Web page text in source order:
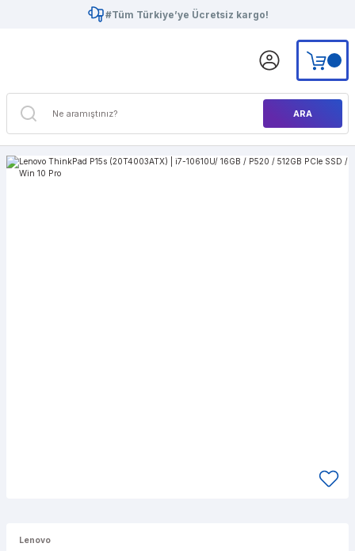
#Tüm Türkiye’ye Ücretsiz kargo!
ARA
Lenovo